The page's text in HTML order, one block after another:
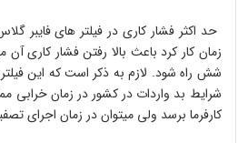
زمان کار کرد باعث بالا رفتن فشار کاری
شش راه شود. لازم به ذکر است که این
شرایط بد واردات در کشور در زمان
کارفرما برسد ولی میتوان در زمان اجرای